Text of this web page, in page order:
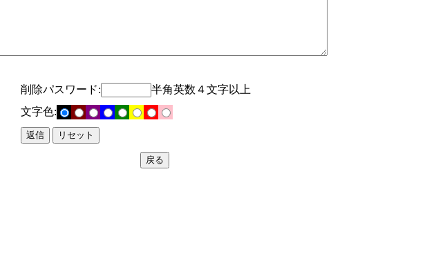
削除パスワード:
半角英数４文字以上
文字色: